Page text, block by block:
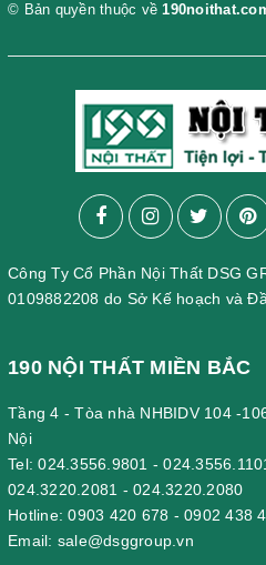
© Bản quyền thuộc về
Công Ty Cổ Phần Nội Thất DSG
0109882208 do Sở Kế hoạch và
190 NỘI THẤT MIỀN BẮC
Tầng 4 - Tòa nhà NHBIDV 104 -
Nội
Tel:024.3556.9801 -
024.3220.2081 - 024.3220.2080
Hotline:0903 420 678 - 0902 438
Email: sale@dsggroup.vn